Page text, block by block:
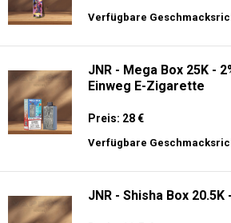
Verfügbare
JNR - Mega Box 25K -
Einweg E-Zigarette
Preis: 28 €
Verfügbare
JNR - Shisha Box 20.5K